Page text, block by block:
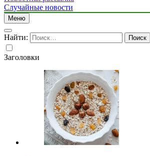
Случайные новости
Меню
Найти:
Заголовки